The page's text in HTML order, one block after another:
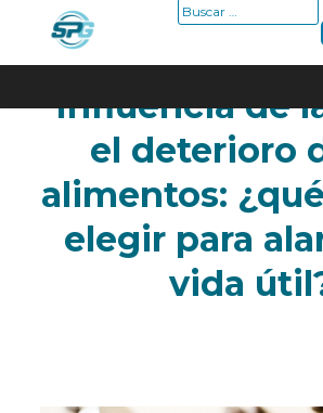
Buscar:
Influencia de
el deterioro
alimentos:
elegir para
vida